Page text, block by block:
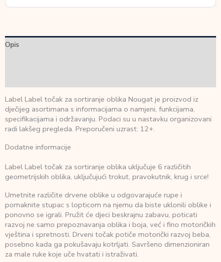
Opis
Label Label točak za sortiranje oblika Nougat je proizvod iz
dječijeg asortimana s informacijama o namjeni, funkcijama,
specifikacijama i održavanju. Podaci su u nastavku organizovani
radi lakšeg pregleda. Preporučeni uzrast: 12+.
Dodatne informacije
Label Label točak za sortiranje oblika uključuje 6 različitih
geometrijskih oblika, uključujući trokut, pravokutnik, krug i srce!
Umetnite različite drvene oblike u odgovarajuće rupe i
pomaknite stupac s lopticom na njemu da biste uklonili oblike i
ponovno se igrali. Pružit će djeci beskrajnu zabavu, poticati
razvoj ne samo prepoznavanja oblika i boja, već i fino motoričkih
vještina i spretnosti. Drveni točak potiče motorički razvoj beba,
posebno kada ga pokušavaju kotrljati. Savršeno dimenzioniran
za male ruke koje uče hvatati i istraživati.